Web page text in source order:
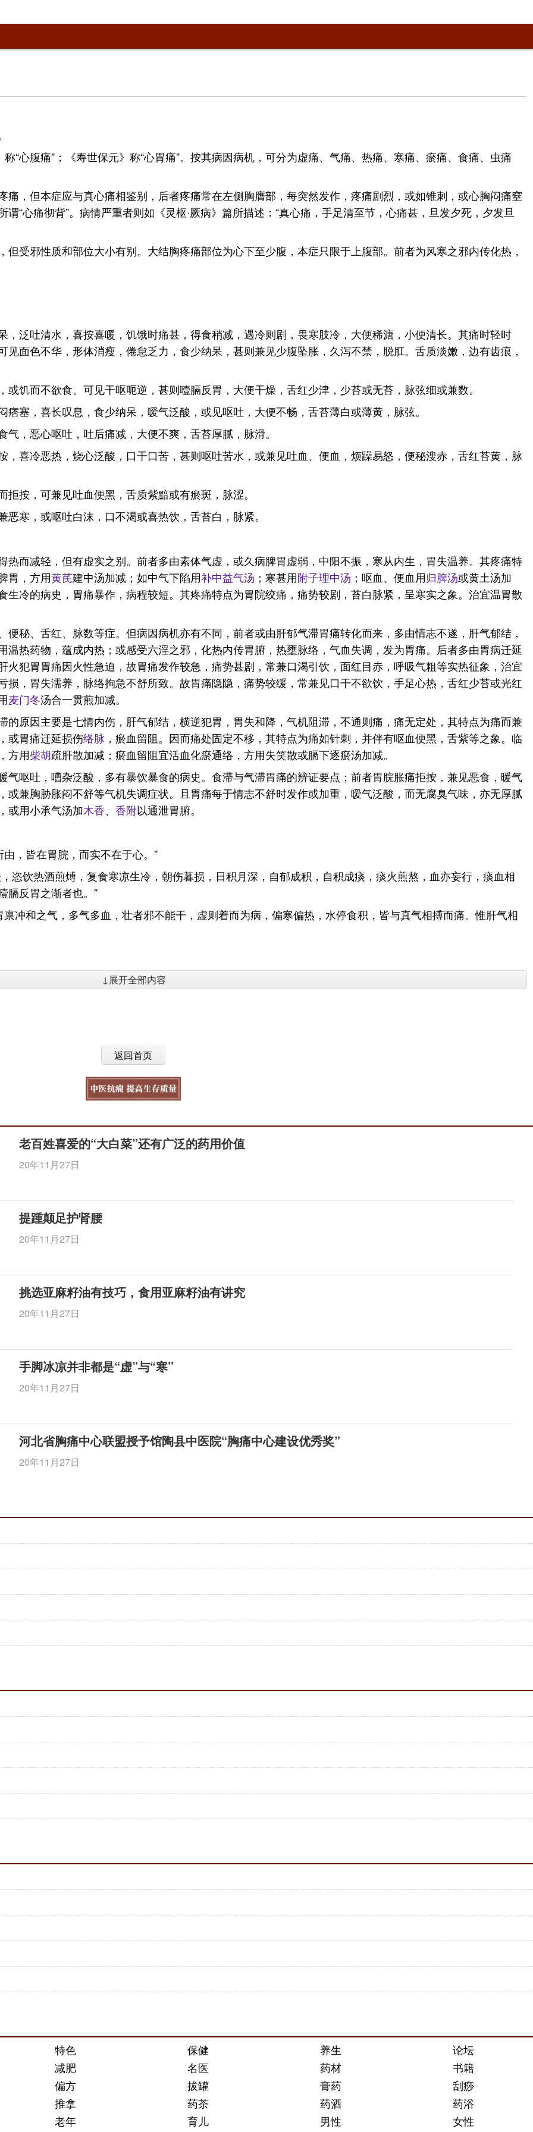
“心腹痛”；《寿世保元》称“心胃痛”。按其病因病机，可分为虚痛、气痛、热痛、寒痛、瘀痛、食痛、虫痛
，但本症应与真心痛相鉴别，后者疼痛常在左侧胸膺部，每突然发作，疼痛剧烈，或如锥刺，或心胸闷痛窒
“心痛彻背”。病情严重者则如《灵枢·厥病》篇所描述：“真心痛，手足清至节，心痛甚，旦发夕死，夕发旦
受邪性质和部位大小有别。大结胸疼痛部位为心下至少腹，本症只限于上腹部。前者为风寒之邪内传化热，
泛吐清水，喜按喜暖，饥饿时痛甚，得食稍减，遇冷则剧，畏寒肢冷，大便稀溏，小便清长。其痛时轻时
面色不华，形体消瘦，倦怠乏力，食少纳呆，甚则兼见少腹坠胀，久泻不禁，脱肛。舌质淡嫩，边有齿痕，
饥而不欲食。可见干呕呃逆，甚则噎膈反胃，大便干燥，舌红少津，少苔或无苔，脉弦细或兼数。
塞，喜长叹息，食少纳呆，嗳气泛酸，或见呕吐，大便不畅，舌苔薄白或薄黄，脉弦。
，恶心呕吐，吐后痛减，大便不爽，舌苔厚腻，脉滑。
喜冷恶热，烧心泛酸，口干口苦，甚则呕吐苦水，或兼见吐血、便血，烦躁易怒，便秘溲赤，舌红苔黄，脉
按，可兼见吐血便黑，舌质紫黯或有瘀斑，脉涩。
寒，或呕吐白沫，口不渴或喜热饮，舌苔白，脉紧。
而减轻，但有虚实之别。前者多由素体气虚，或久病脾胃虚弱，中阳不振，寒从内生，胃失温养。其疼痛特
胃，方用黄芪建中汤加减；如中气下陷用补中益气汤 ；寒甚用附子理中汤 ；呕血、便血用归脾汤或黄土汤加
冷的病史，胃痛暴作，病程较短。其疼痛特点为胃院绞痛，痛势较剧，苔白脉紧，呈寒实之象。治宜温胃散
秘、舌红、脉数等症。但病因病机亦有不同，前者或由肝郁气滞胃痛转化而来，多由情志不遂，肝气郁结，
热药物，蕴成内热；或感受六淫之邪，化热内传胃腑，热壅脉络，气血失调，发为胃痛。后者多由胃病迁延
犯胃胃痛因火性急迫，故胃痛发作较急，痛势甚剧，常兼口渴引饮，面红目赤，呼吸气粗等实热征象，治宜
，胃失濡养，脉络拘急不舒所致。故胃痛隐隐，痛势较缓，常兼见口干不欲饮，手足心热，舌红少苔或光红
麦门冬汤合一贯煎加减。
原因主要是七情内伤，肝气郁结，横逆犯胃，胃失和降，气机阻滞，不通则痛，痛无定处，其特点为痛而兼
或胃痛迁延损伤络脉 ，瘀血留阻。因而痛处固定不移，其特点为痛如针刺，并伴有呕血便黑，舌紫等之象。临
方用柴胡疏肝散加减；瘀血留阻宜活血化瘀通络，方用失笑散或膈下逐瘀汤加减。
呕吐，嘈杂泛酸，多有暴饮暴食的病史。食滞与气滞胃痛的辨证要点；前者胃脘胀痛拒按，兼见恶食，暖气
兼胸胁胀闷不舒等气机失调症状。且胃痛每于情志不舒时发作或加重，嗳气泛酸，而无腐臭气味，亦无厚腻
或用小承气汤加木香、 香附以通泄胃腑。
，皆在胃脘，而实不在于心。”
恣饮热酒煎煿，复食寒凉生冷，朝伤暮损，日积月深，自郁成积，自积成痰，痰火煎熬，血亦妄行，痰血相
膈反胃之渐者也。”
冲和之气，多气多血，壮者邪不能干，虚则着而为病，偏寒偏热，水停食积，皆与真气相搏而痛。惟肝气相
↓展开全部内容
返回首页
老百姓喜爱的“大白菜”还有广泛的药用价值
20年11月27日
提踵颠足护肾腰
20年11月27日
挑选亚麻籽油有技巧，食用亚麻籽油有讲究
20年11月27日
手脚冰凉并非都是“虚”与“寒”
20年11月27日
河北省胸痛中心联盟授予馆陶县中医院“胸痛中心建设优秀奖”
20年11月27日
特色 保健 养生
论坛
减肥
名医 药材
书籍
偏方
拔罐 膏药
刮痧
推拿
药茶 药酒
药浴
老年
育儿 男性
女性